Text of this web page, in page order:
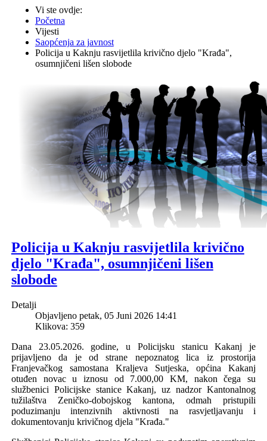
Vi ste ovdje:
Početna
Vijesti
Saopćenja za javnost
Policija u Kaknju rasvijetlila krivično djelo "Krađa",
osumnjičeni lišen slobode
Policija u Kaknju rasvijetlila krivično
djelo "Krađa", osumnjičeni lišen
slobode
Detalji
Objavljeno petak, 05 Juni 2026 14:41
Klikova: 359
Dana 23.05.2026. godine, u Policijsku stanicu Kakanj je
prijavljeno da je od strane nepoznatog lica iz prostorija
Franjevačkog samostana Kraljeva Sutjeska, općina Kakanj
otuđen novac u iznosu od 7.000,00 KM, nakon čega su
službenici Policijske stanice Kakanj,uz nadzor Kantonalnog
tužilaštva Zeničko-dobojskog kantona,odmah pristupili
poduzimanju intenzivnih aktivnosti na rasvjetljavanju i
dokumentovanju krivičnog djela "Krađa."